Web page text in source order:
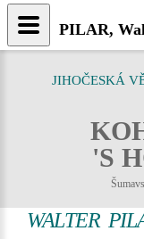
JIHOČESKÁ
'S
WALTER
PILAR,